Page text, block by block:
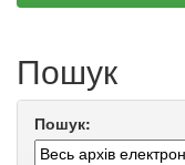
Пошук
Пошук: